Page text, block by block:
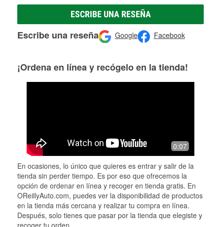
ESCRIBE UNA RESEÑA
Escribe una reseña Google Facebook
¡Ordena en línea y recógelo en la tienda!
0:07
En ocasiones, lo único que quieres es entrar y salir de la
tienda sin perder tiempo. Es por eso que ofrecemos la
opción de ordenar en línea y recoger en tienda gratis. En
OReillyAuto.com, puedes ver la disponibilidad de productos
en la tienda más cercana y realizar tu compra en línea.
Después, solo tienes que pasar por la tienda que elegiste y
recoger tu orden.